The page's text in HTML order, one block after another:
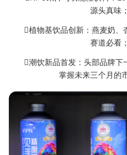
源头真味；
植物基饮品创新：燕麦奶、
赛道必看；
潮饮新品首发：头部品牌下
掌握未来三个月的